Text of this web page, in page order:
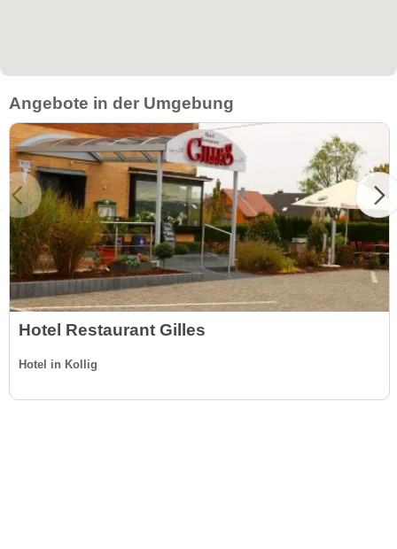
Angebote in der Umgebung
Hotel Restaurant Gilles
Hotel in Kollig